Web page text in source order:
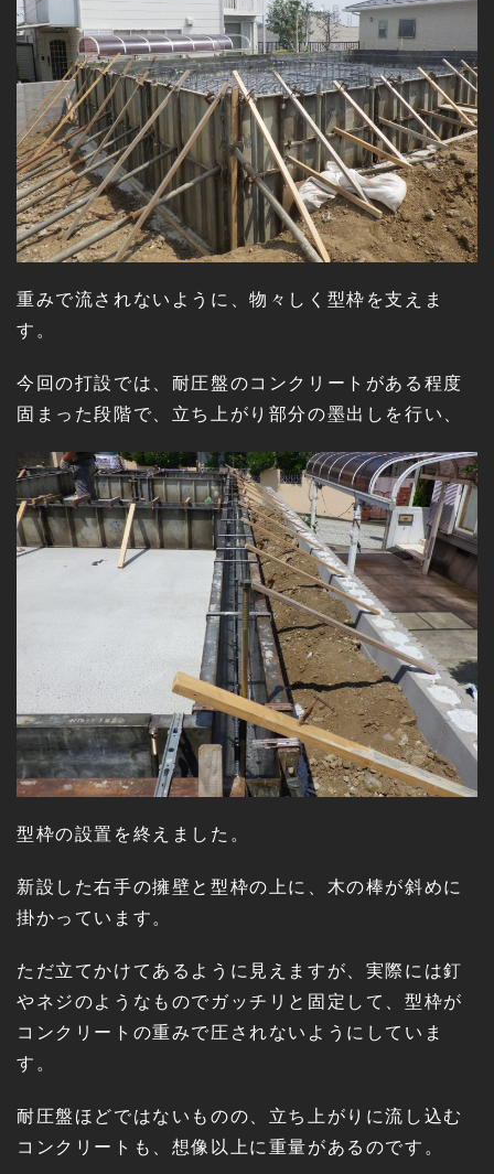
重みで流されないように、物々しく型枠を支えま
す。
今回の打設では、耐圧盤のコンクリートがある程度
固まった段階で、立ち上がり部分の墨出しを行い、
型枠の設置を終えました。
新設した右手の擁壁と型枠の上に、木の棒が斜めに
掛かっています。
ただ立てかけてあるように見えますが、実際には釘
やネジのようなものでガッチリと固定して、型枠が
コンクリートの重みで圧されないようにしていま
す。
耐圧盤ほどではないものの、立ち上がりに流し込む
コンクリートも、想像以上に重量があるのです。